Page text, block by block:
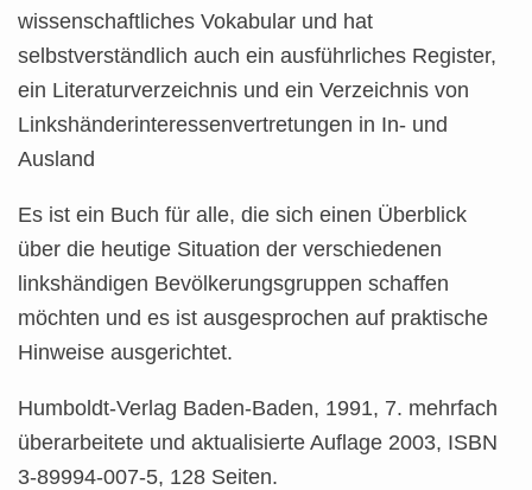
wissenschaftliches Vokabular und hat
selbstverständlich auch ein ausführliches Register,
ein Literaturverzeichnis und ein Verzeichnis von
Linkshänderinteressenvertretungen in In- und
Ausland
Es ist ein Buch für alle, die sich einen Überblick
über die heutige Situation der verschiedenen
linkshändigen Bevölkerungsgruppen schaffen
möchten und es ist ausgesprochen auf praktische
Hinweise ausgerichtet.
Humboldt-Verlag Baden-Baden, 1991, 7. mehrfach
überarbeitete und aktualisierte Auflage 2003, ISBN
3-89994-007-5, 128 Seiten.